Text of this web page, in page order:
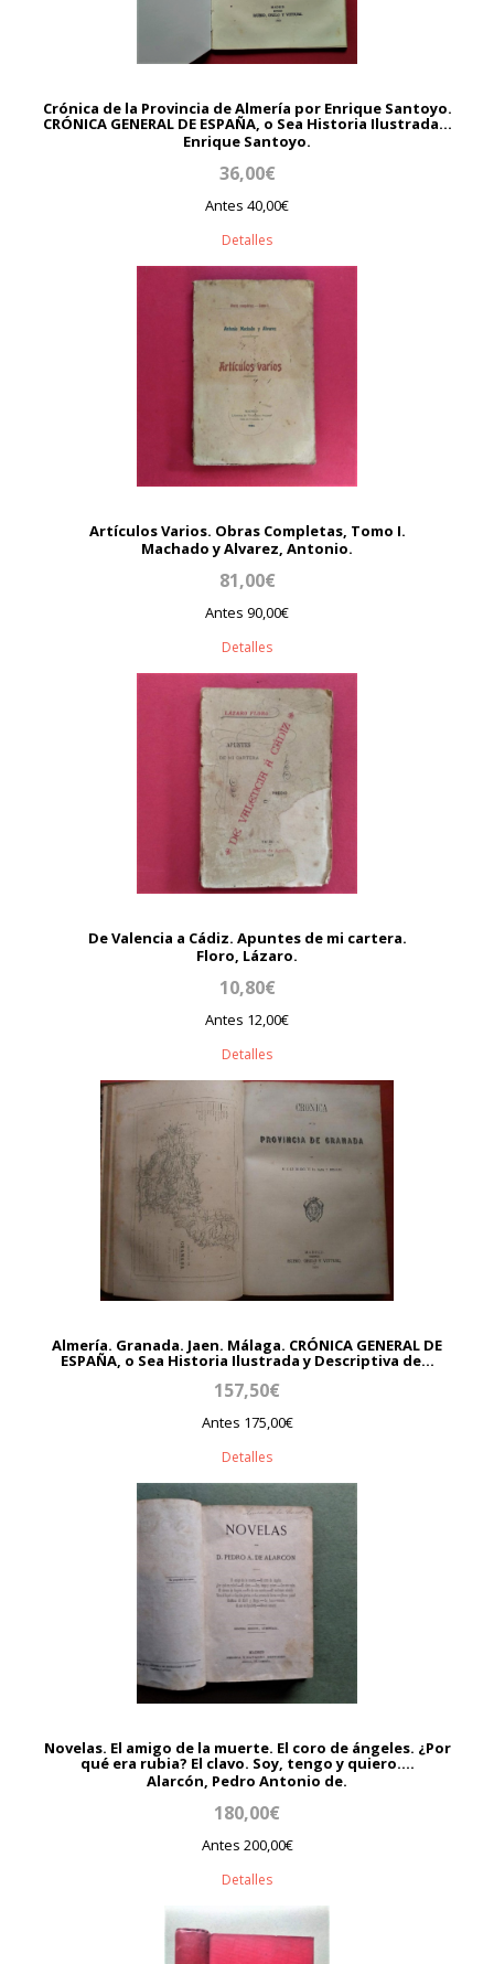
Crónica de la Provincia de Almería por Enrique Santoyo.
CRÓNICA GENERAL DE ESPAÑA, o Sea Historia Ilustrada...
Enrique Santoyo.
36,00€
Antes 40,00€
Detalles
Artículos Varios. Obras Completas, Tomo I.
Machado y Alvarez, Antonio.
81,00€
Antes 90,00€
Detalles
De Valencia a Cádiz. Apuntes de mi cartera.
Floro, Lázaro.
10,80€
Antes 12,00€
Detalles
Almería. Granada. Jaen. Málaga. CRÓNICA GENERAL DE
ESPAÑA, o Sea Historia Ilustrada y Descriptiva de...
157,50€
Antes 175,00€
Detalles
Novelas. El amigo de la muerte. El coro de ángeles. ¿Por
qué era rubia? El clavo. Soy, tengo y quiero....
Alarcón, Pedro Antonio de.
180,00€
Antes 200,00€
Detalles